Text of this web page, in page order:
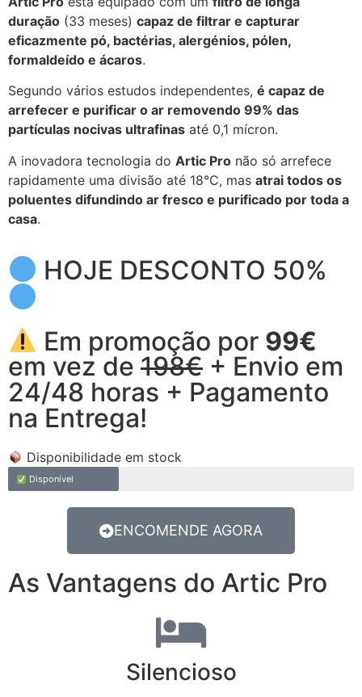
duração (33 meses) capaz de filtrar e capturar
eficazmente pó, bactérias, alergénios, pólen,
formaldeído e ácaros.
Segundo vários estudos independentes, é capaz de
arrefecer e purificar o ar removendo 99% das
partículas nocivas ultrafinas até 0,1 mícron.
A inovadora tecnologia do Artic Pro não só arrefece
rapidamente uma divisão até 18°C, mas atrai todos os
poluentes difundindo ar fresco e purificado por toda a
casa.
HOJE DESCONTO 50%
Em promoção por 99€
em vez de 198€ + Envio em
24/48 horas + Pagamento
na Entrega!
Disponibilidade em stock
Disponível
ENCOMENDE AGORA
As Vantagens do Artic Pro
Silencioso